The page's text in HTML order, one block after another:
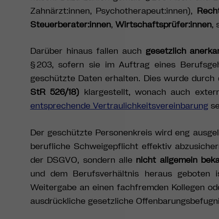
Zahnärzt:innen, Psychotherapeut:innen),
Steuerberater:innen, Wirtschaftsprüfer:innen,
Darüber hinaus fallen auch gesetzlich
§ 203, sofern sie im Auftrag eines
geschützte Daten erhalten. Dies wurde durch
StR 526/18) klargestellt, wonach auch
entsprechende Vertraulichkeitsvereinbarung
Der geschützte Personenkreis wird eng
berufliche Schweigepflicht effektiv
der DSGVO, sondern alle nicht allgemein
und dem Berufsverhältnis heraus geboten
Weitergabe an einen fachfremden Kollegen
ausdrückliche gesetzliche